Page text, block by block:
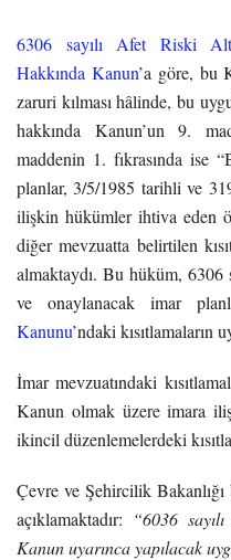
6306 sayılı Afet Riski
Hakkında Kanun’a göre, bu
zaruri kılması hâlinde, bu
hakkında Kanun’un 9.
maddenin 1. fıkrasında ise
planlar, 3/5/1985 tarihli ve
ilişkin hükümler ihtiva eden
diğer mevzuatta belirtilen
almaktaydı. Bu hüküm, 6306
ve onaylanacak imar
Kanunu’ndaki kısıtlamaların
İmar mevzuatındaki
Kanun olmak üzere imara
ikincil düzenlemelerdeki
Çevre ve Şehircilik
açıklamaktadır: “6036
Kanun uyarınca yapılacak